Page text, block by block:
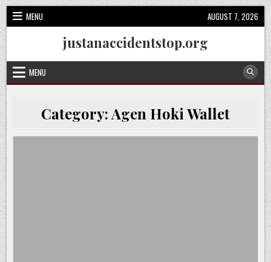
Skip
to
content
MENU AUGUST 7, 2026
justanaccidentstop.org
MENU
Category:Agen Hoki Wallet